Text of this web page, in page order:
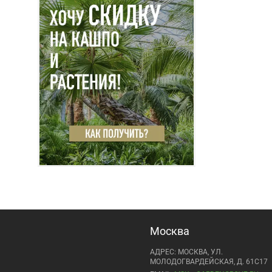
Москва
АДРЕС: МОСКВА, УЛ.
МОЛОДОГВАРДЕЙСКАЯ, Д. 61С17